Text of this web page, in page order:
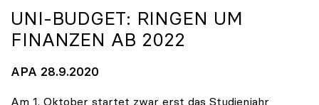
UNI-BUDGET: RINGEN UM
FINANZEN AB 2022
APA 28.9.2020
Am 1. Oktober startet zwar erst das Studienjahr